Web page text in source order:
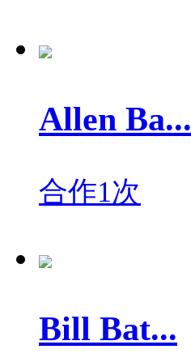
Allen Ba...
合作1次
Bill Bat...